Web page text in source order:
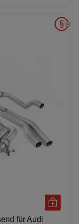
für Audi